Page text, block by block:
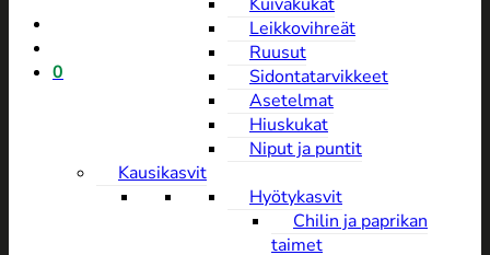
0
Leikkovihreät
Ruusut
Sidontatarvikkeet
Asetelmat
Hiuskukat
Niput ja puntit
Kausikasvit
Hyötykasvit
Chilin ja paprikan
taimet